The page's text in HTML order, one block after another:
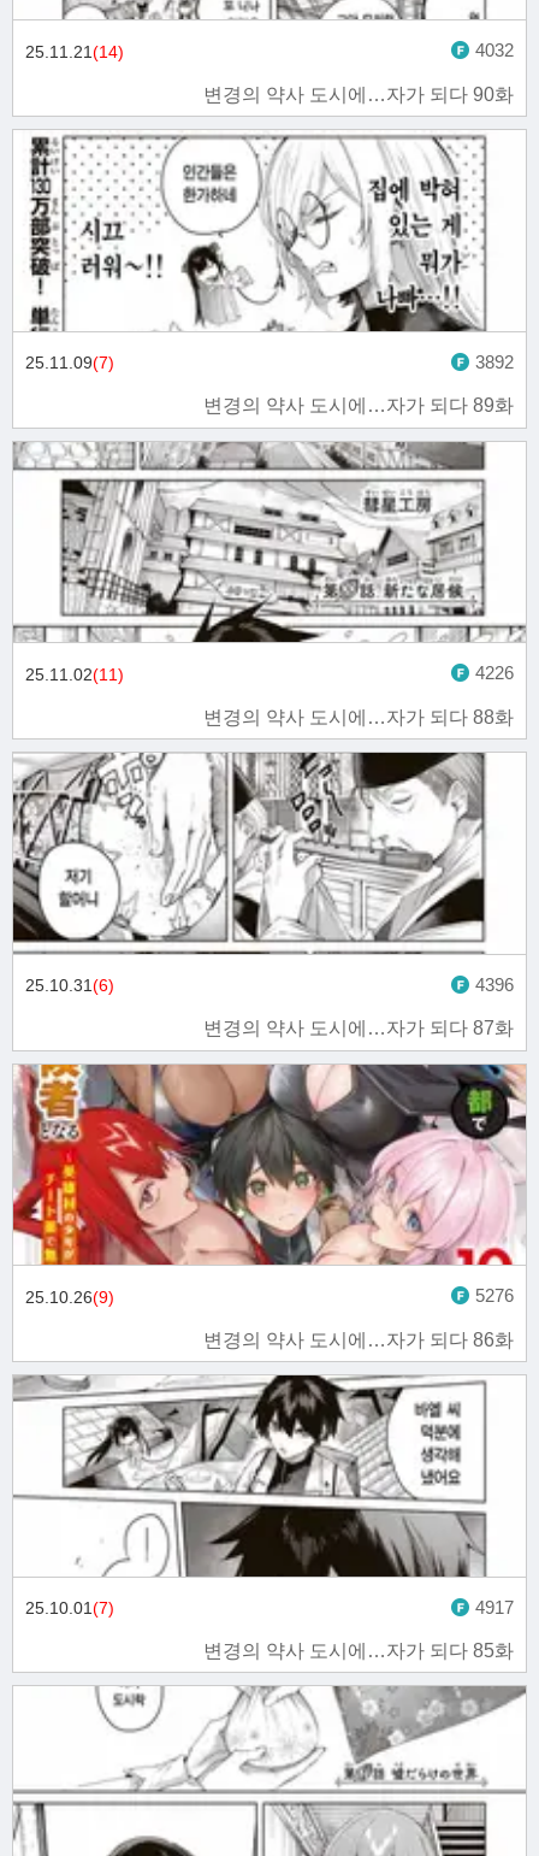
변경의 약사 도시에…자가 되다 90화
25.11.21(14) 4032
변경의 약사 도시에…자가 되다 89화
25.11.09(7) 3892
변경의 약사 도시에…자가 되다 88화
25.11.02(11) 4226
변경의 약사 도시에…자가 되다 87화
25.10.31(6) 4396
변경의 약사 도시에…자가 되다 86화
25.10.26(9) 5276
변경의 약사 도시에…자가 되다 85화
25.10.01(7) 4917